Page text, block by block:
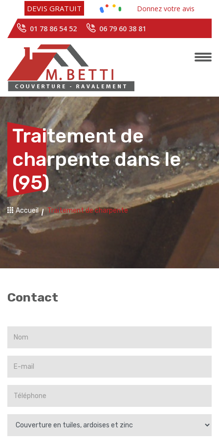
DEVIS GRATUIT Donnez votre avis
01 78 86 54 52 06 79 60 38 81
Traitement de
charpente dans le
(95)
Accueil Traitement de charpente
Contact